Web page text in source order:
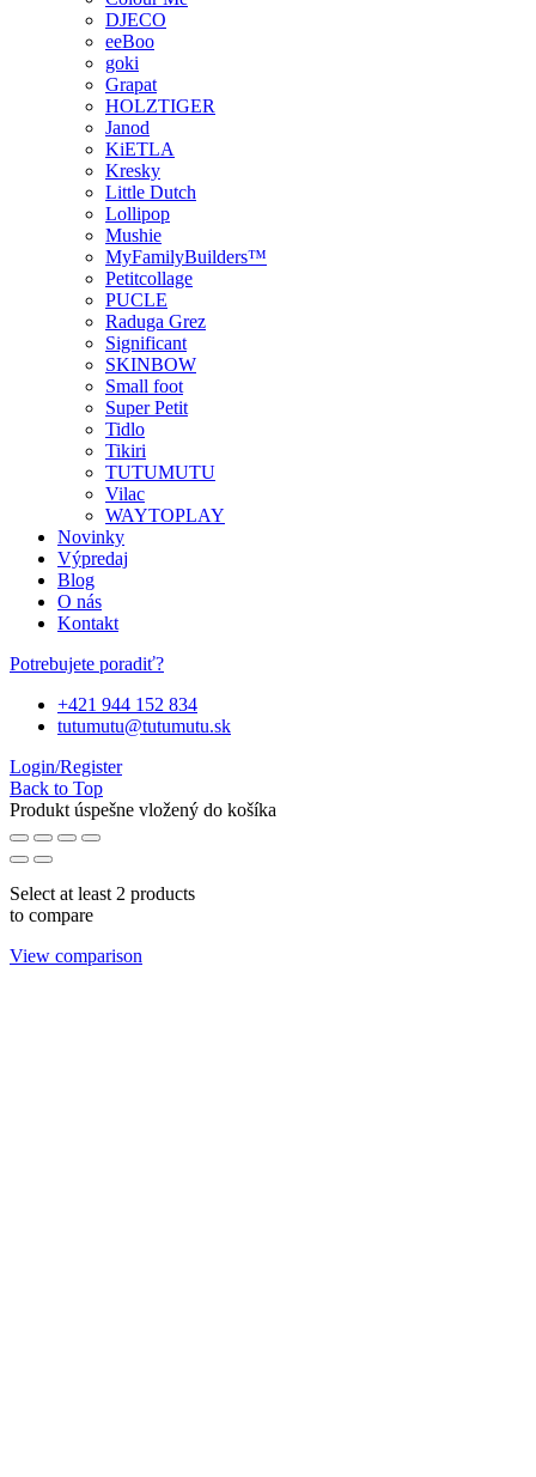
DJECO
eeBoo
goki
Grapat
HOLZTIGER
Janod
KiETLA
Kresky
Little Dutch
Lollipop
Mushie
MyFamilyBuilders™
Petitcollage
PUCLE
Raduga Grez
Significant
SKINBOW
Small foot
Super Petit
Tidlo
Tikiri
TUTUMUTU
Vilac
WAYTOPLAY
Novinky
Výpredaj
Blog
O nás
Kontakt
Potrebujete poradiť?
+421 944 152 834
tutumutu@tutumutu.sk
Login/Register
Back to Top
Produkt úspešne vložený do košíka
Select at least 2 products
to compare
View comparison